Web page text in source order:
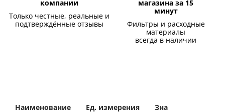
компании
Только честные, реальные и
подтверждённые отзывы
магазина за 15
минут
Фильтры и расходные
материалы
всегда в наличии
Наименование Ед. измерения Значение